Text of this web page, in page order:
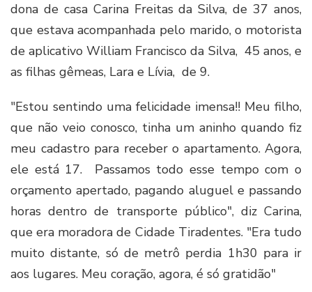
dona de casa Carina Freitas da Silva, de 37 anos,
que estava acompanhada pelo marido, o motorista
de aplicativo William Francisco da Silva, 45 anos, e
as filhas gêmeas, Lara e Lívia, de 9.
"Estou sentindo uma felicidade imensa!! Meu filho,
que não veio conosco, tinha um aninho quando fiz
meu cadastro para receber o apartamento. Agora,
ele está 17. Passamos todo esse tempo com o
orçamento apertado, pagando aluguel e passando
horas dentro de transporte público", diz Carina,
que era moradora de Cidade Tiradentes. "Era tudo
muito distante, só de metrô perdia 1h30 para ir
aos lugares. Meu coração, agora, é só gratidão"